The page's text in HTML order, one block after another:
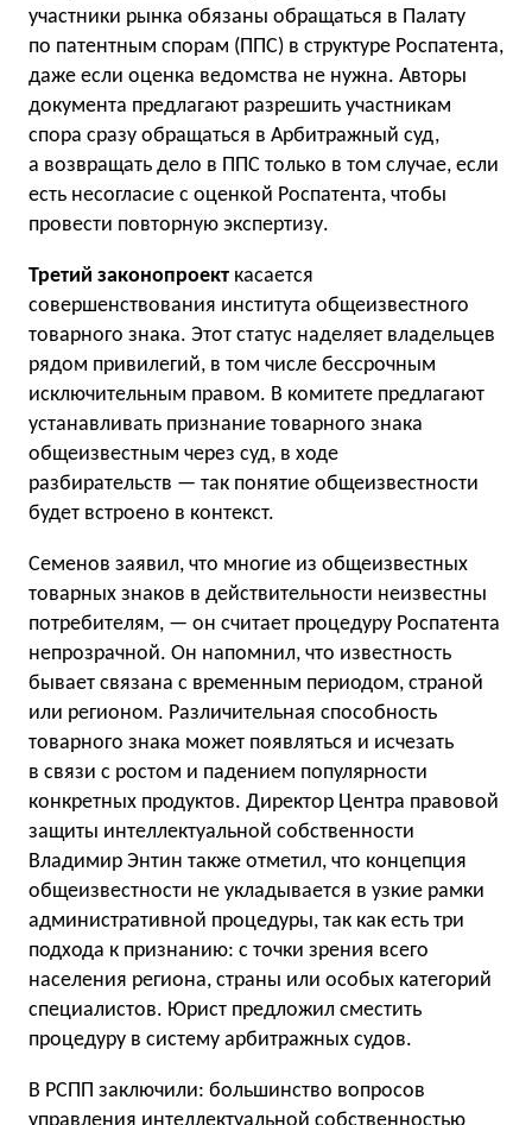
участники рынка обязаны обращаться в Палату
по патентным спорам (ППС) в структуре Роспатента,
даже если оценка ведомства не нужна. Авторы
документа предлагают разрешить участникам
спора сразу обращаться в Арбитражный суд,
а возвращать дело в ППС только в том случае, если
есть несогласие с оценкой Роспатента, чтобы
провести повторную экспертизу.
Третий законопроект касается
совершенствования института общеизвестного
товарного знака. Этот статус наделяет владельцев
рядом привилегий, в том числе бессрочным
исключительным правом. В комитете предлагают
устанавливать признание товарного знака
общеизвестным через суд, в ходе
разбирательств — так понятие общеизвестности
будет встроено в контекст.
Семенов заявил, что многие из общеизвестных
товарных знаков в действительности неизвестны
потребителям, — он считает процедуру Роспатента
непрозрачной. Он напомнил, что известность
бывает связана с временным периодом, страной
или регионом. Различительная способность
товарного знака может появляться и исчезать
в связи с ростом и падением популярности
конкретных продуктов. Директор Центра правовой
защиты интеллектуальной собственности
Владимир Энтин также отметил, что концепция
общеизвестности не укладывается в узкие рамки
административной процедуры, так как есть три
подхода к признанию: с точки зрения всего
населения региона, страны или особых категорий
специалистов. Юрист предложил сместить
процедуру в систему арбитражных судов.
В РСПП заключили: большинство вопросов